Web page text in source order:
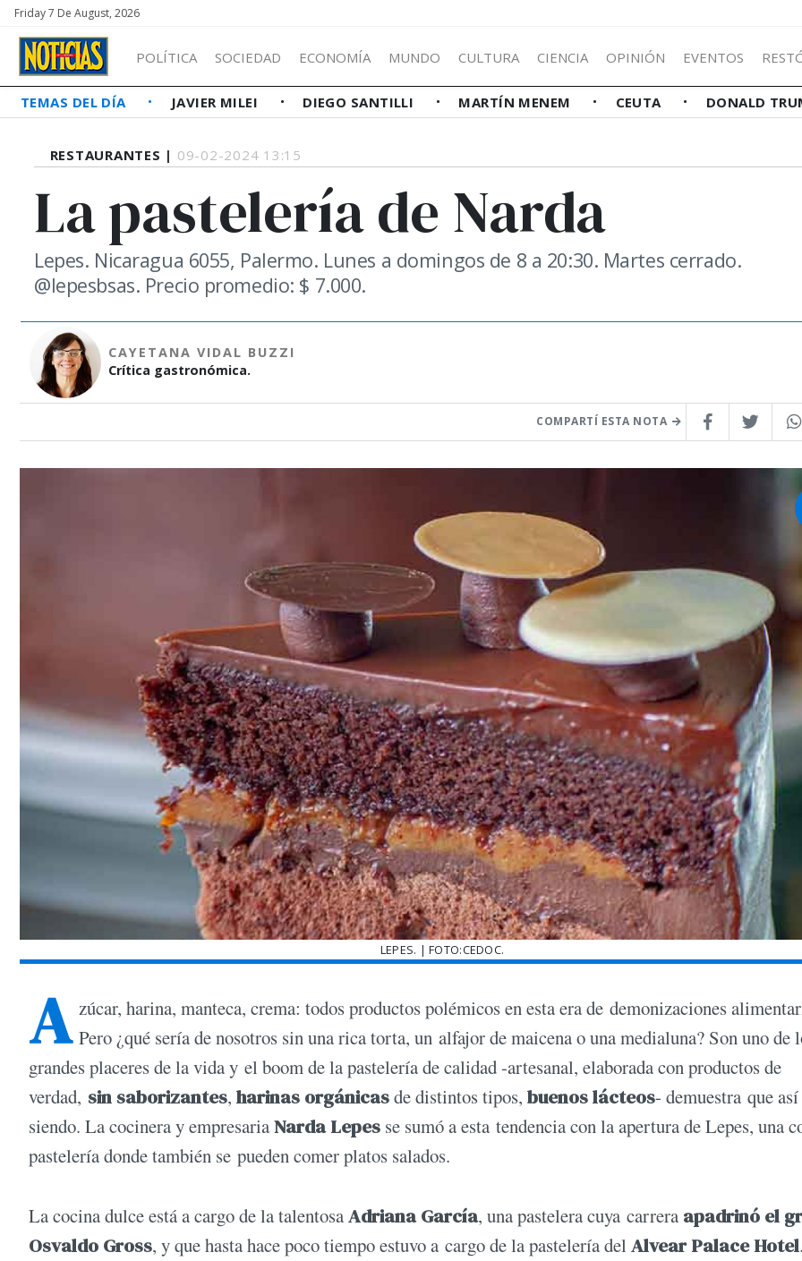
Friday 7 De August, 2026
POLÍTICA SOCIEDAD ECONOMÍA MUNDO CULTURA CIENCIA OPINIÓN EVENTOS
TEMAS DEL DÍA JAVIER MILEI DIEGO SANTILLI MARTÍN MENEM CEUTA DONALD
RESTAURANTES | 09-02-2024 13:15
La pastelería de Narda
Lepes. Nicaragua 6055, Palermo. Lunes a domingos de 8 a 20:30. Martes cerrado.
@lepesbsas. Precio promedio: $ 7.000.
CAYETANA VIDAL BUZZI
Crítica gastronómica.
COMPARTÍ ESTA NOTA
LEPES. | FOTO:CEDOC.
A zúcar, harina, manteca, crema: todos productos polémicos en esta era de demonizaciones
Pero ¿qué sería de nosotros sin una rica torta, un alfajor de maicena o una medialuna? Son uno de
grandes placeres de la vida y el boom de la pastelería de calidad -artesanal, elaborada con productos de
verdad, sin saborizantes, harinas orgánicasde distintos tipos, buenos lácteos- demuestra que
siendo. La cocinera y empresariaNarda Lepes se sumó a esta tendencia con la apertura de Lepes, una
pastelería donde también se pueden comer platos salados.
La cocina dulce está a cargo de la talentosaAdriana García, una pastelera cuya carrera apadrinó el
Osvaldo Gross, y que hasta hace poco tiempo estuvo a cargo de la pastelería del Alvear Palace Hotel